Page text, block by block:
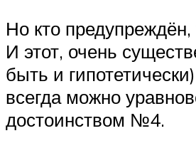
Но кто
И этот, очень
быть и
всегда можно
достоинством №4.